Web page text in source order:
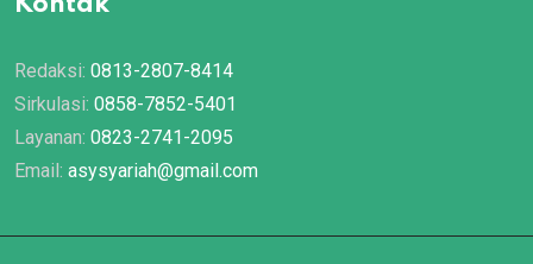
Redaksi: 0813-2807-8414
Sirkulasi: 0858-7852-5401
Layanan: 0823-2741-2095
Email: asysyariah@gmail.com